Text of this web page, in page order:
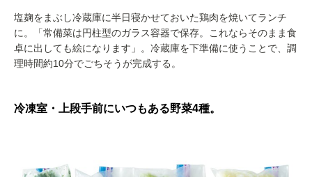
塩麹をまぶし冷蔵庫に半日寝かせておいた鶏肉を焼いてランチ
に。「常備菜は円柱型のガラス容器で保存。これならそのまま食
卓に出しても絵になります」。冷蔵庫を下準備に使うことで、調
理時間約10分でごちそうが完成する。
冷凍室・上段手前にいつもある野菜4種。